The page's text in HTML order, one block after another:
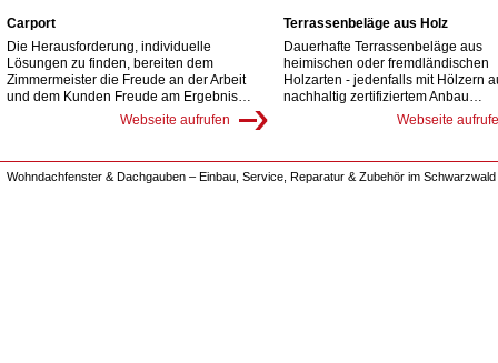
Carport
Die Herausforderung, individuelle
Lösungen zu finden, bereiten dem
Zimmermeister die Freude an der Arbeit
und dem Kunden Freude am Ergebnis…
Webseite aufrufen
Terrassenbeläge aus Holz
Dauerhafte Terrassenbeläge aus
heimischen oder fremdländischen
Holzarten - jedenfalls mit Hölzern
nachhaltig zertifiziertem Anbau…
Webseite
Wohndachfenster & Dachgauben – Einbau, Service, Reparatur & Zubehör im